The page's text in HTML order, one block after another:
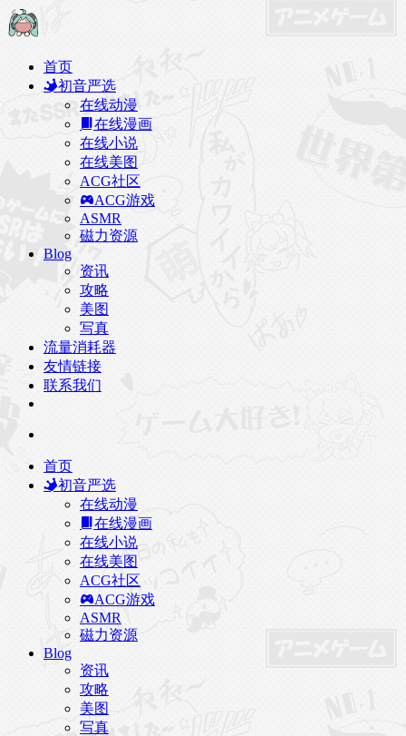
首页
初音严选
在线动漫
在线漫画
在线小说
在线美图
ACG社区
ACG游戏
ASMR
磁力资源
Blog
资讯
攻略
美图
写真
流量消耗器
友情链接
联系我们
首页
初音严选
在线动漫
在线漫画
在线小说
在线美图
ACG社区
ACG游戏
ASMR
磁力资源
Blog
资讯
攻略
美图
写真